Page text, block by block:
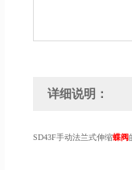
详细说明：
SD43F手动法兰式伸缩蝶阀